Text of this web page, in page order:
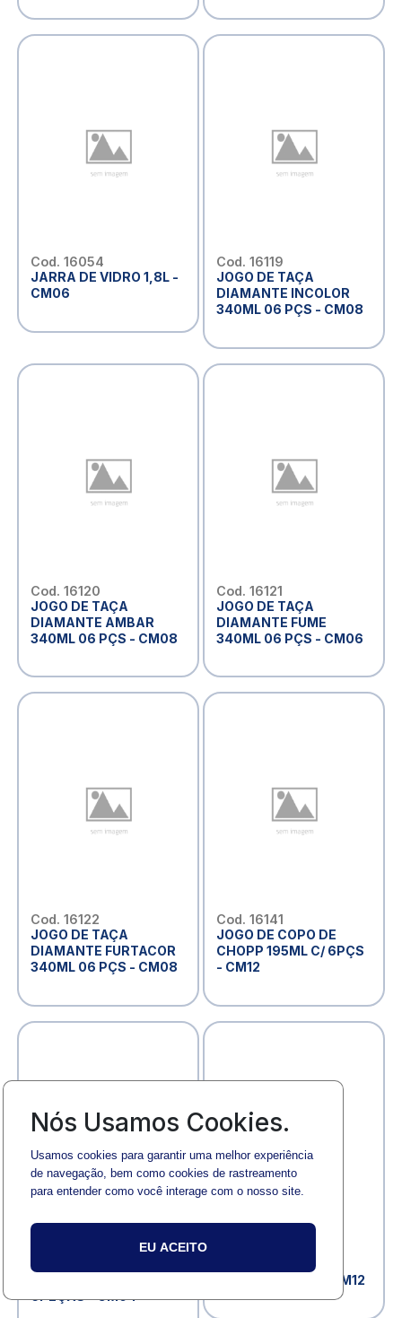
Cod. 16054
JARRA DE VIDRO 1,8L -
CM06
Cod. 16119
JOGO DE TAÇA
DIAMANTE INCOLOR
340ML 06 PÇS - CM08
Cod. 16120
JOGO DE TAÇA
DIAMANTE AMBAR
340ML 06 PÇS - CM08
Cod. 16121
JOGO DE TAÇA
DIAMANTE FUME
340ML 06 PÇS - CM06
Cod. 16122
JOGO DE TAÇA
DIAMANTE FURTACOR
340ML 06 PÇS - CM08
Cod. 16141
JOGO DE COPO DE
CHOPP 195ML C/ 6PÇS
- CM12
JOGO DE TAÇA DE
6PEÇAS - CM04
CANECA DE CHOPP
ARTHUR 370ML - CM12
Nós Usamos Cookies.
Usamos cookies para garantir uma melhor experiência
de navegação, bem como cookies de rastreamento
para entender como você interage com o nosso site.
EU ACEITO